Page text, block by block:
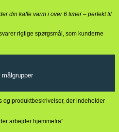
din kaffe varm i over 6 timer – perfekt til
rigtige spørgsmål, som kunderne
og produktbeskrivelser, der indeholder
arbejder hjemmefra”